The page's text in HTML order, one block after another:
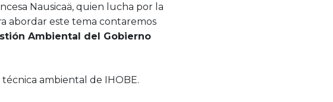
Nausicaä, quien lucha por la
abordar este tema contaremos
Ambiental del Gobierno
técnica ambiental de IHOBE.